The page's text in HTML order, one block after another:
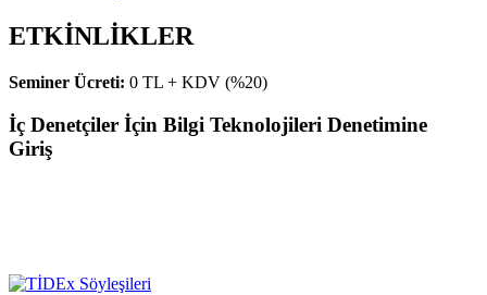
ETKİNLİKLER
Seminer Ücreti: 0 TL + KDV (%20)
İç Denetçiler İçin Bilgi Teknolojileri Denetimine
Giriş